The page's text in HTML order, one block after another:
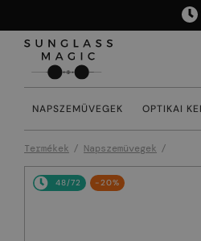
24/
NAPSZEMÜVEGEK OPTIKAI
Termékek Napszemüvegek
48/72 -20%